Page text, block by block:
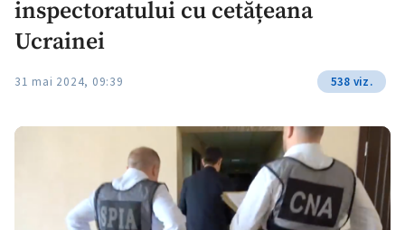
inspectoratului cu cetățeana
Ucrainei
31 mai 2024, 09:39 538 viz.